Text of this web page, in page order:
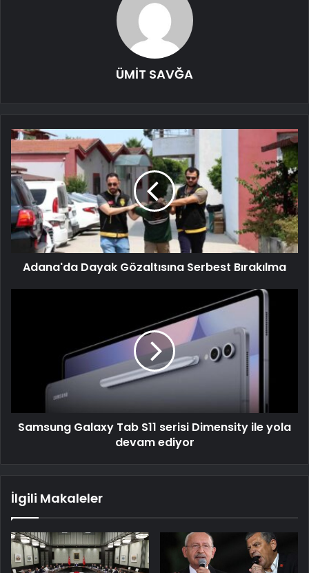
ÜMİT SAVĞA
Adana'da Dayak Gözaltısına Serbest Bırakılma
Samsung Galaxy Tab S11 serisi Dimensity ile yola
devam ediyor
İlgili Makaleler